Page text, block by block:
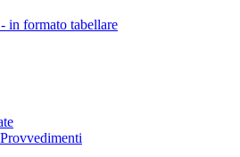
in formato tabellare